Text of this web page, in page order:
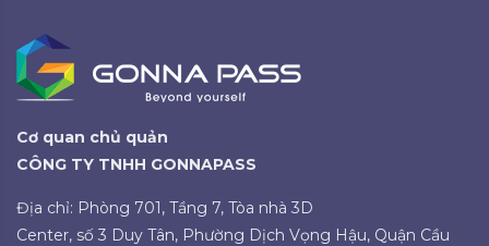
Cơ quan chủ quản
CÔNG TY TNHH GONNAPASS
Địa chỉ: Phòng 701, Tầng 7, Tòa nhà 3D
Center, số 3 Duy Tân, Phường Dịch Vọng Hậu, Quận Cầu